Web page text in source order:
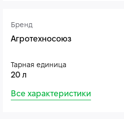
Бренд
Агротехносоюз
Тарная единица
20 л
Все характеристики